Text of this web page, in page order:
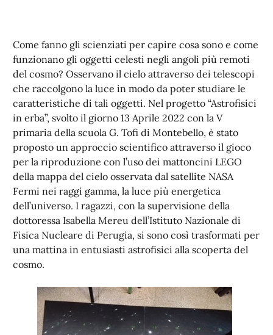
Come fanno gli scienziati per capire cosa sono e come
funzionano gli oggetti celesti negli angoli più remoti
del cosmo? Osservano il cielo attraverso dei telescopi
che raccolgono la luce in modo da poter studiare le
caratteristiche di tali oggetti. Nel progetto “Astrofisici
in erba”, svolto il giorno 13 Aprile 2022 con la V
primaria della scuola G. Tofi di Montebello, è stato
proposto un approccio scientifico attraverso il gioco
per la riproduzione con l’uso dei mattoncini LEGO
della mappa del cielo osservata dal satellite NASA
Fermi nei raggi gamma, la luce più energetica
dell’universo. I ragazzi, con la supervisione della
dottoressa Isabella Mereu dell’Istituto Nazionale di
Fisica Nucleare di Perugia, si sono così trasformati per
una mattina in entusiasti astrofisici alla scoperta del
cosmo.